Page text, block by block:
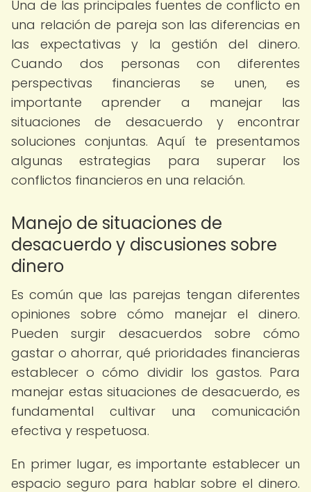
Una de las principales fuentes de conflicto en
una relación de pareja son las diferencias en
las expectativas y la gestión del dinero.
Cuando dos personas con diferentes
perspectivas financieras se unen, es
importante aprender a manejar las
situaciones de desacuerdo y encontrar
soluciones conjuntas. Aquí te presentamos
algunas estrategias para superar los
conflictos financieros en una relación.
Manejo de situaciones de
desacuerdo y discusiones sobre
dinero
Es común que las parejas tengan diferentes
opiniones sobre cómo manejar el dinero.
Pueden surgir desacuerdos sobre cómo
gastar o ahorrar, qué prioridades financieras
establecer o cómo dividir los gastos. Para
manejar estas situaciones de desacuerdo, es
fundamental cultivar una comunicación
efectiva y respetuosa.
En primer lugar, es importante establecer un
espacio seguro para hablar sobre el dinero.